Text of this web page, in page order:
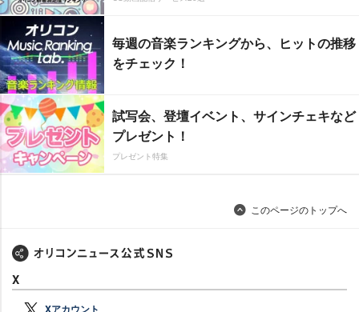
毎週の音楽ランキングから、ヒットの推移
をチェック！
試写会、登壇イベント、サインチェキなど
プレゼント！
プレゼント特集
このページのトップへ
X
Xアカウント